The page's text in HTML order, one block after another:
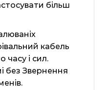
більш
кабель
часу і сил.
без Звернення